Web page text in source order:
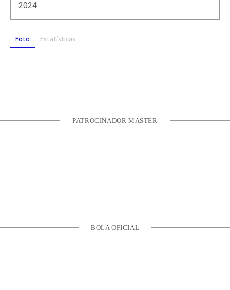
2024
Foto Estatísticas
PATROCINADOR MASTER
BOLA OFICIAL